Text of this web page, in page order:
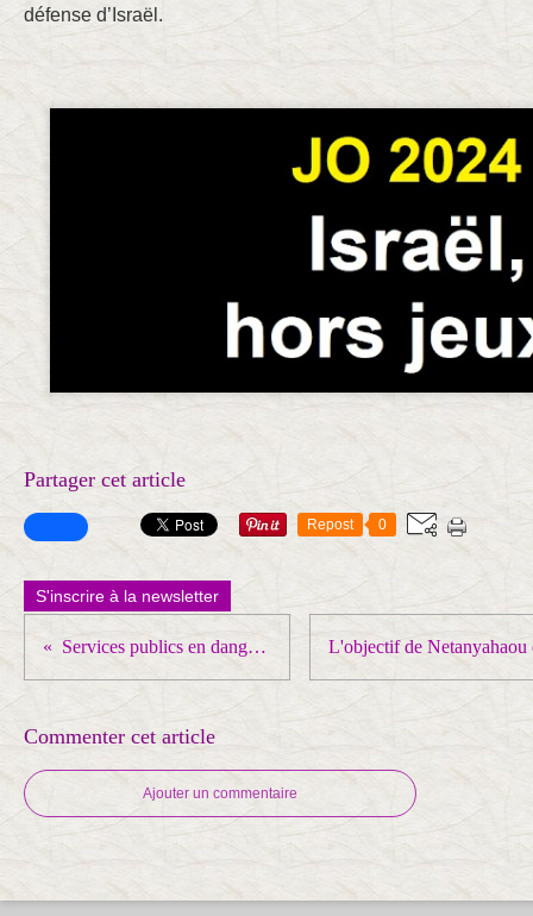
défense d’Israël.
Partager cet article
Repost 0
S'inscrire à la newsletter
Services publics en danger plus que jamais !
Commenter cet article
Ajouter un commentaire